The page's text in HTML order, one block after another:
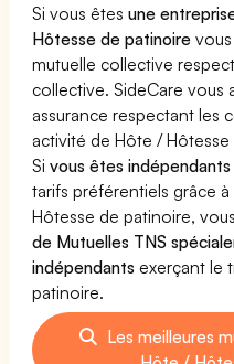
Si vous êtesune
Hôtesse de patinoire
mutuelle collective
collective. SideCare vous
assurance respectant les
activité de Hôte /
Sivous êtes indépendants
tarifs préférentiels grâce
Hôtesse de patinoire,
de Mutuelles TNS
indépendants exerçant le
patinoire.
Les meilleures